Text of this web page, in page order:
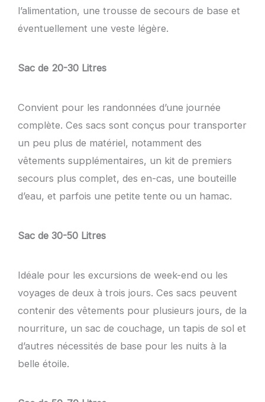
l’alimentation, une trousse de secours de base et
éventuellement une veste légère.
Sac de 20-30 Litres
Convient pour les randonnées d’une journée
complète. Ces sacs sont conçus pour transporter
un peu plus de matériel, notamment des
vêtements supplémentaires, un kit de premiers
secours plus complet, des en-cas, une bouteille
d’eau, et parfois une petite tente ou un hamac.
Sac de 30-50 Litres
Idéale pour les excursions de week-end ou les
voyages de deux à trois jours. Ces sacs peuvent
contenir des vêtements pour plusieurs jours, de la
nourriture, un sac de couchage, un tapis de sol et
d’autres nécessités de base pour les nuits à la
belle étoile.